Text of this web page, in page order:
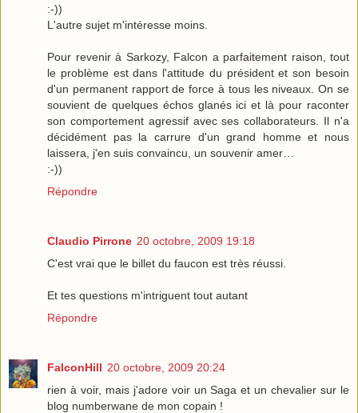
:-))
L'autre sujet m'intéresse moins.
Pour revenir à Sarkozy, Falcon a parfaitement raison, tout
le problème est dans l'attitude du président et son besoin
d'un permanent rapport de force à tous les niveaux. On se
souvient de quelques échos glanés ici et là pour raconter
son comportement agressif avec ses collaborateurs. Il n'a
décidément pas la carrure d'un grand homme et nous
laissera, j'en suis convaincu, un souvenir amer…
:-))
Répondre
Claudio Pirrone 20 octobre, 2009 19:18
C'est vrai que le billet du faucon est très réussi.
Et tes questions m'intriguent tout autant
Répondre
FalconHill 20 octobre, 2009 20:24
rien à voir, mais j'adore voir un Saga et un chevalier sur le
blog numberwane de mon copain !